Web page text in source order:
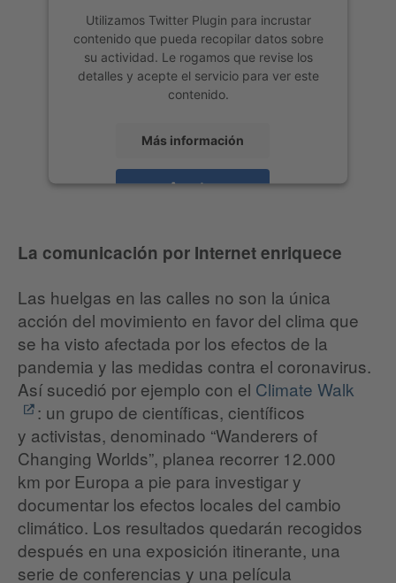
Utilizamos Twitter Plugin para incrustar
contenido que pueda recopilar datos sobre
su actividad. Le rogamos que revise los
detalles y acepte el servicio para ver este
contenido.
Más información
Aceptar
La comunicación por Internet enriquece
Las huelgas en las calles no son la única
acción del movimiento en favor del clima que
se ha visto afectada por los efectos de la
pandemia y las medidas contra el coronavirus.
Así sucedió por ejemplo con el Climate Walk
: un grupo de científicas, científicos
y activistas, denominado “Wanderers of
Changing Worlds”, planea recorrer 12.000
km por Europa a pie para investigar y
documentar los efectos locales del cambio
climático. Los resultados quedarán recogidos
después en una exposición itinerante, una
serie de conferencias y una película